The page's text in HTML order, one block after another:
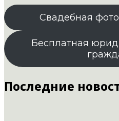
Свадебная
Бесплатная
Последние